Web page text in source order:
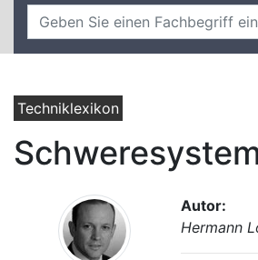
Techniklexikon
Autor:
Hermann